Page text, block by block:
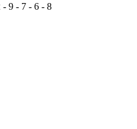
- 9 - 7 - 6 - 8